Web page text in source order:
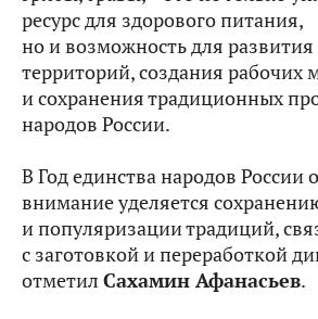
ресурс для здорового питания,
но и возможность для развития
территорий, создания рабочих
и сохранения традиционных
народов России.
В Год единства народов России
внимание уделяется
и популяризации традиций,
с заготовкой и переработкой
отметил Сахамин Афанасьев.